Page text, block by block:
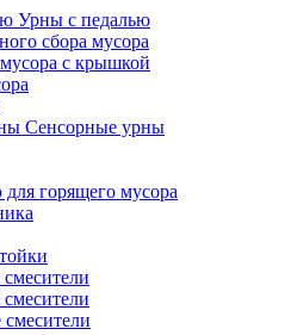
Урны с педалью
сбора мусора
с крышкой
Сенсорные урны
горящего мусора